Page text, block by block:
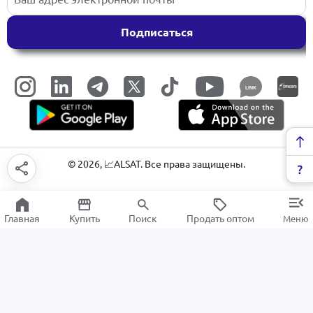
Подписаться
LINK
© 2026, 📈ALSAT. Все права защищены.
Главная Купить Поиск Продать оптом Меню